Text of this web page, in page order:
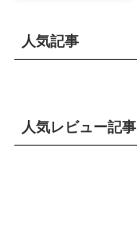
人気記事
人気レビュー記事